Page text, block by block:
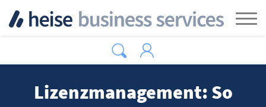
Lizenzmanagement: So